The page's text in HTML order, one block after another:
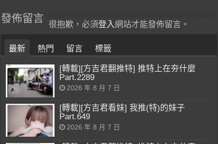
發佈留言
很抱歉，必須登入 網站才能發佈留言。
最新 熱門 留言 標籤
[轉載][方吉君翻推特] 推特上在夯什麼
Part.2289
2026 年 8 月 7 日
[轉載][方吉君看妹] 我推(特)的妹子
Part.649
2026 年 8 月 7 日